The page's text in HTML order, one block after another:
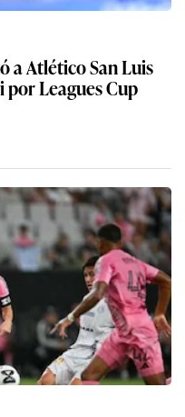
a Atlético San Luis
Leagues Cup